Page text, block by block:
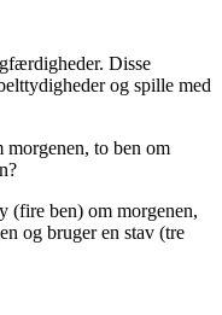
Disse
og spille med
morgenen, to ben om
(fire ben) om morgenen,
og bruger en stav (tre